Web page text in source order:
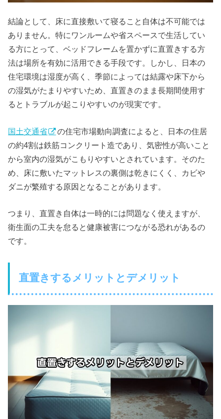
結論として、床に直接敷いて寝ること自体は不可能では
ありません。特にワンルームや省スペースで生活してい
る方にとって、ベッドフレームを置かずに直置きする方
法は場所を有効に活用できる手段です。しかし、日本の
住宅環境は湿度が高く、季節によっては結露や床下から
の湿気がたまりやすいため、直置きのまま長期間使用す
るとトラブルが起こりやすいのが現実です。
国土交通省
の住宅市場動向調査によると、日本の住居
の約4割は鉄筋コンクリート造であり、気密性が高いこと
から室内の湿気がこもりやすいとされています。そのた
め、床に敷いたマットレスの裏側は乾きにくく、カビや
ダニが繁殖する原因となることがあります。
つまり、直置き自体は一時的には問題なく使えますが、
衛生面の工夫を怠ると健康被害につながる恐れがあるの
です。
直置きするメリットとデメリット